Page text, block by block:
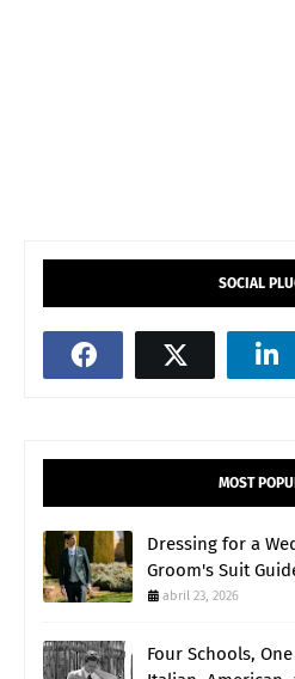
SOCIAL
MOST
Dressing for a
Groom's Suit
abril 23, 2026
Four Schools,